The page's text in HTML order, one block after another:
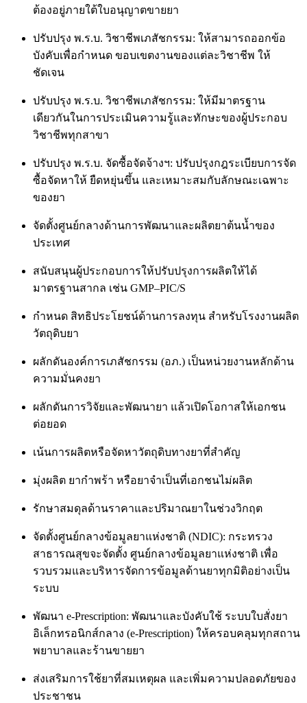
ต้องอยู่ภายใต้ใบอนุญาตขายยา
ปรับปรุง พ.ร.บ. วิชาชีพเภสัชกรรม: ให้สามารถออกข้อ
บังคับเพื่อกำหนด ขอบเขตงานของแต่ละวิชาชีพ ให้
ชัดเจน
ปรับปรุง พ.ร.บ. วิชาชีพเภสัชกรรม: ให้มีมาตรฐาน
เดียวกันในการประเมินความรู้และทักษะของผู้ประกอบ
วิชาชีพทุกสาขา
ปรับปรุง พ.ร.บ. จัดซื้อจัดจ้างฯ: ปรับปรุงกฎระเบียบการจัด
ซื้อจัดหาให้ ยืดหยุ่นขึ้น และเหมาะสมกับลักษณะเฉพาะ
ของยา
จัดตั้งศูนย์กลางด้านการพัฒนาและผลิตยาต้นน้ำของ
ประเทศ
สนับสนุนผู้ประกอบการให้ปรับปรุงการผลิตให้ได้
มาตรฐานสากล เช่น GMP–PIC/S
กำหนด สิทธิประโยชน์ด้านการลงทุน สำหรับโรงงานผลิต
วัตถุดิบยา
ผลักดันองค์การเภสัชกรรม (อภ.) เป็นหน่วยงานหลักด้าน
ความมั่นคงยา
ผลักดันการวิจัยและพัฒนายา แล้วเปิดโอกาสให้เอกชน
ต่อยอด
เน้นการผลิตหรือจัดหาวัตถุดิบทางยาที่สำคัญ
มุ่งผลิต ยากำพร้า หรือยาจำเป็นที่เอกชนไม่ผลิต
รักษาสมดุลด้านราคาและปริมาณยาในช่วงวิกฤต
จัดตั้งศูนย์กลางข้อมูลยาแห่งชาติ (NDIC): กระทรวง
สาธารณสุขจะจัดตั้ง ศูนย์กลางข้อมูลยาแห่งชาติ เพื่อ
รวบรวมและบริหารจัดการข้อมูลด้านยาทุกมิติอย่างเป็น
ระบบ
พัฒนา e-Prescription: พัฒนาและบังคับใช้ ระบบใบสั่งยา
อิเล็กทรอนิกส์กลาง (e-Prescription) ให้ครอบคลุมทุกสถาน
พยาบาลและร้านขายยา
ส่งเสริมการใช้ยาที่สมเหตุผล และเพิ่มความปลอดภัยของ
ประชาชน